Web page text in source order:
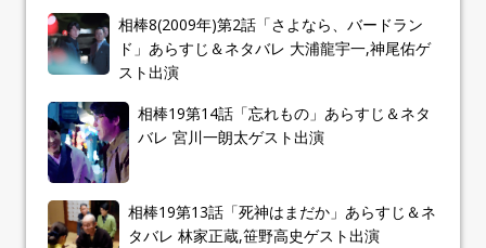
相棒8(2009年)第2話「さよなら、バードラン
ド」あらすじ＆ネタバレ 大浦龍宇一,神尾佑ゲ
スト出演
相棒19第14話「忘れもの」あらすじ＆ネタ
バレ 宮川一朗太ゲスト出演
相棒19第13話「死神はまだか」あらすじ＆ネ
タバレ 林家正蔵,笹野高史ゲスト出演